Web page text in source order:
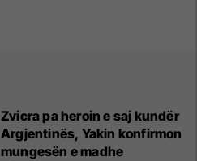
Zvicra pa heroin e saj kundër
Argjentinës, Yakin konfirmon
mungesën e madhe